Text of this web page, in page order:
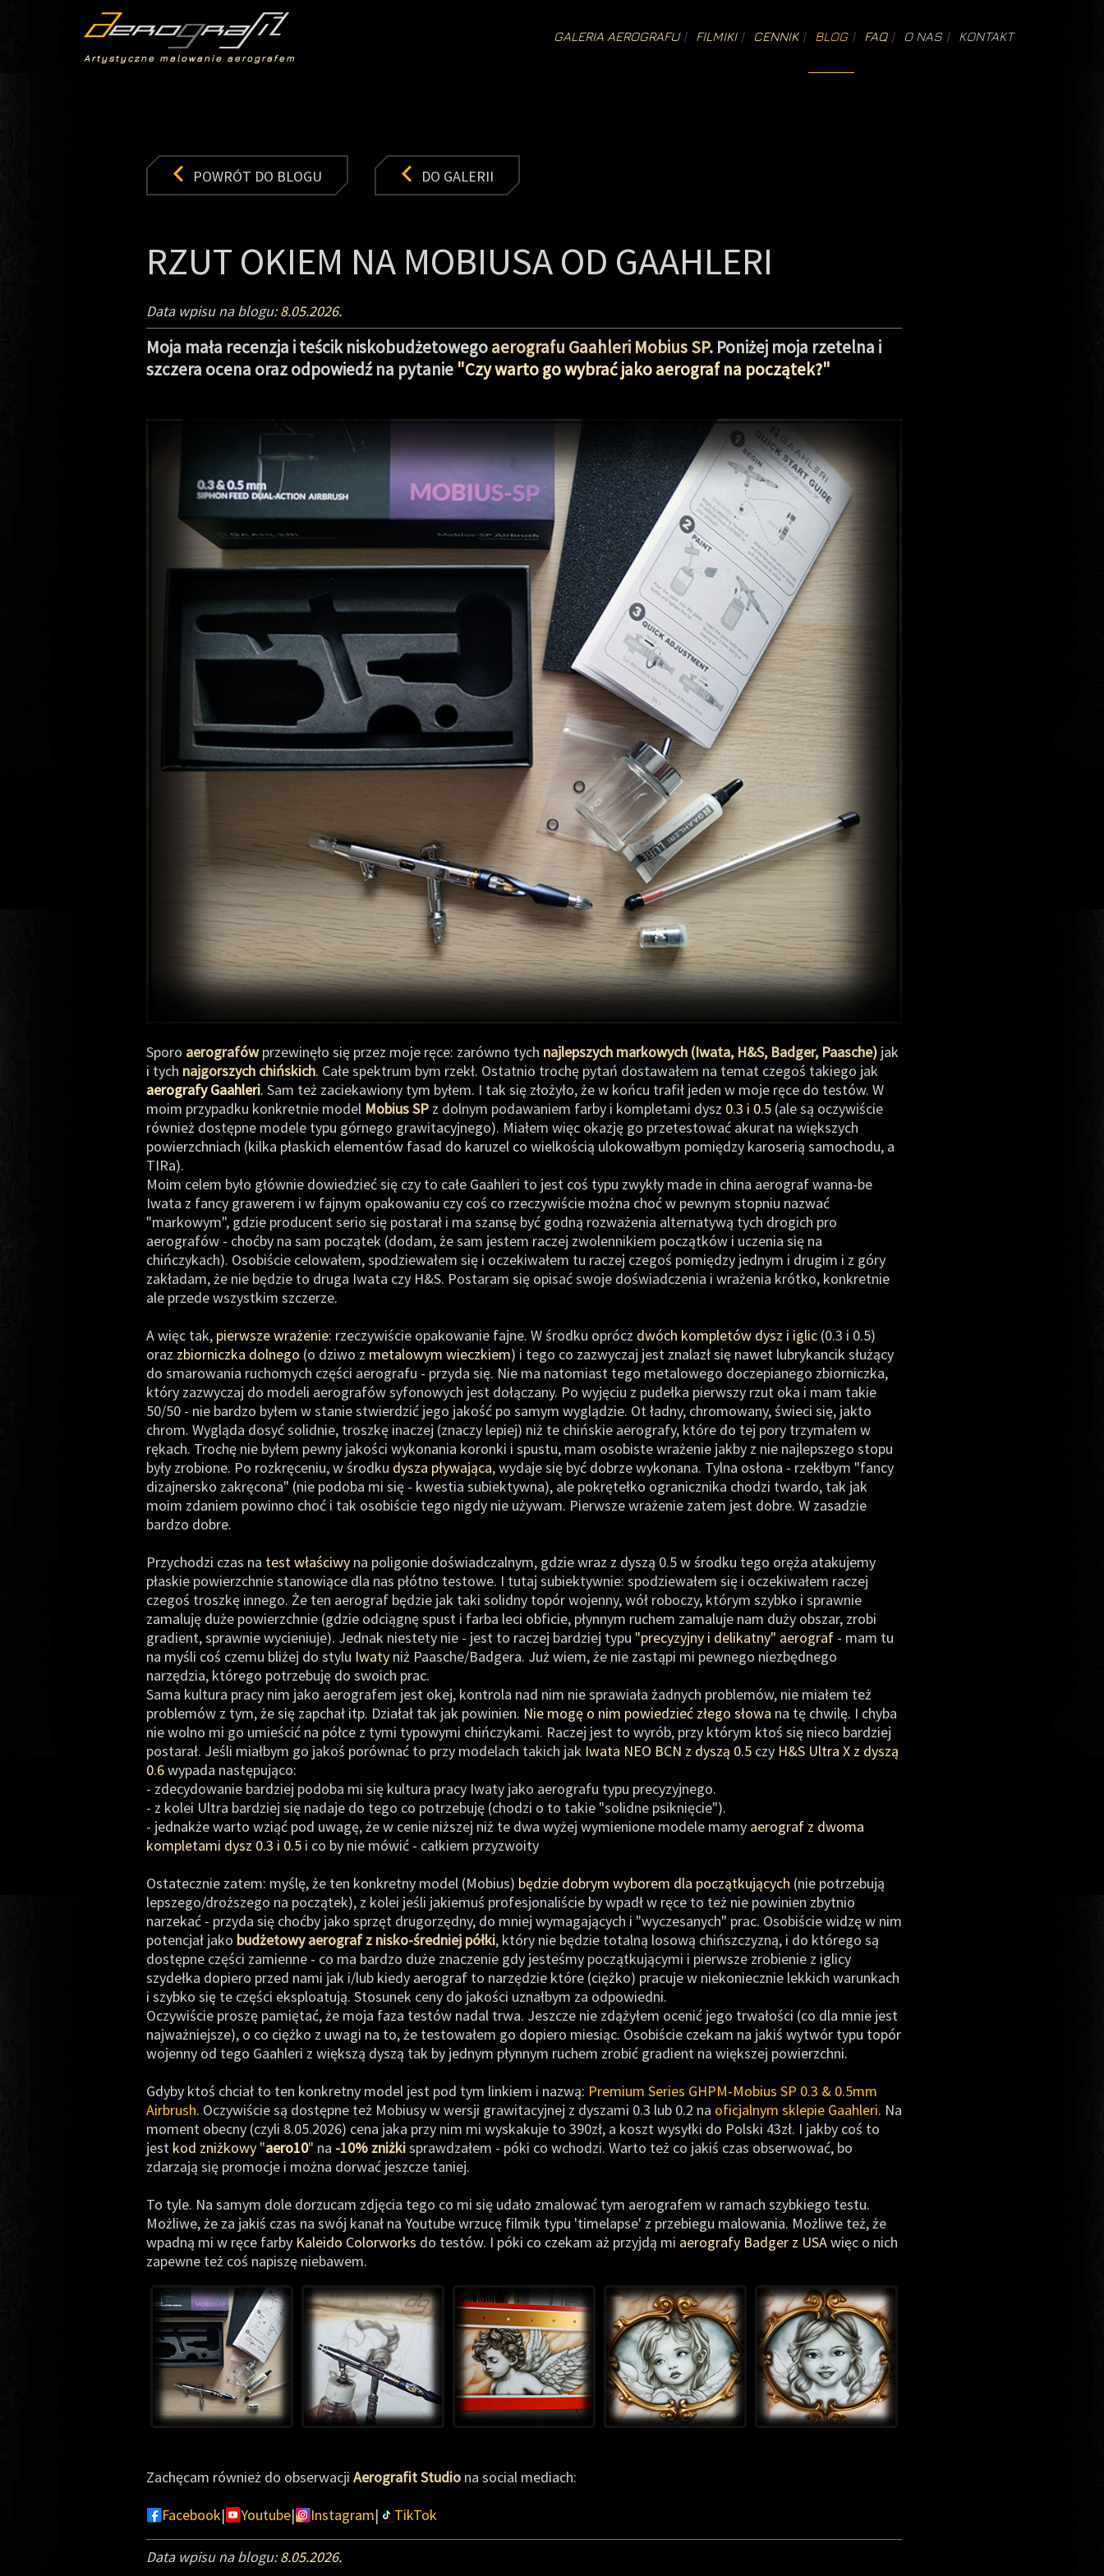
Artystyczne malowanie aerografem
GALERIA AEROGRAFU FILMIKI CENNIK BLOG FAQ O NAS KONTAKT
POWRÓT DO BLOGU DO GALERII
RZUT OKIEM NA MOBIUSA OD GAAHLERI
Data wpisu na blogu:8.05.2026.
Moja mała recenzja i teścik niskobudżetowegoaerografu Gaahleri Mobius SP. Poniżej moja rzetelna i
szczera ocena oraz odpowiedź na pytanie "Czy warto go wybrać jako aerograf na początek?"
Sporo aerografówprzewinęło się przez moje ręce: zarówno tych najlepszych markowych (Iwata, H&S, Badger, Paasche)jak
i tych najgorszych chińskich. Całe spektrum bym rzekł. Ostatnio trochę pytań dostawałem na temat czegoś takiego jak
aerografy Gaahleri. Sam też zaciekawiony tym byłem. I tak się złożyło, że w końcu trafił jeden w moje ręce do testów. W
moim przypadku konkretnie model Mobius SPz dolnym podawaniem farby i kompletami dysz 0.3 i 0.5(ale są oczywiście
również dostępne modele typu górnego grawitacyjnego). Miałem więc okazję go przetestować akurat na większych
powierzchniach (kilka płaskich elementów fasad do karuzel co wielkością ulokowałbym pomiędzy karoserią samochodu, a
TIRa).
Moim celem było głównie dowiedzieć się czy to całe Gaahleri to jest coś typu zwykły made in china aerograf wanna-be
Iwata z fancy grawerem i w fajnym opakowaniu czy coś co rzeczywiście można choć w pewnym stopniu nazwać
"markowym", gdzie producent serio się postarał i ma szansę być godną rozważenia alternatywą tych drogich pro
aerografów - choćby na sam początek (dodam, że sam jestem raczej zwolennikiem początków i uczenia się na
chińczykach). Osobiście celowałem, spodziewałem się i oczekiwałem tu raczej czegoś pomiędzy jednym i drugim i z góry
zakładam, że nie będzie to druga Iwata czy H&S. Postaram się opisać swoje doświadczenia i wrażenia krótko, konkretnie
ale przede wszystkim szczerze.
A więc tak, pierwsze wrażenie: rzeczywiście opakowanie fajne. W środku oprócz dwóch kompletów dysz i iglic(0.3 i 0.5)
oraz zbiorniczka dolnego (o dziwo z metalowym wieczkiem) i tego co zazwyczaj jest znalazł się nawet lubrykancik służący
do smarowania ruchomych części aerografu - przyda się. Nie ma natomiast tego metalowego doczepianego zbiorniczka,
który zazwyczaj do modeli aerografów syfonowych jest dołączany. Po wyjęciu z pudełka pierwszy rzut oka i mam takie
50/50 - nie bardzo byłem w stanie stwierdzić jego jakość po samym wyglądzie. Ot ładny, chromowany, świeci się, jakto
chrom. Wygląda dosyć solidnie, troszkę inaczej (znaczy lepiej) niż te chińskie aerografy, które do tej pory trzymałem w
rękach. Trochę nie byłem pewny jakości wykonania koronki i spustu, mam osobiste wrażenie jakby z nie najlepszego stopu
były zrobione. Po rozkręceniu, w środku dysza pływająca, wydaje się być dobrze wykonana. Tylna osłona - rzekłbym "fancy
dizajnersko zakręcona" (nie podoba mi się - kwestia subiektywna), ale pokrętełko ogranicznika chodzi twardo, tak jak
moim zdaniem powinno choć i tak osobiście tego nigdy nie używam. Pierwsze wrażenie zatem jest dobre. W zasadzie
bardzo dobre.
Przychodzi czas na test właściwyna poligonie doświadczalnym, gdzie wraz z dyszą 0.5 w środku tego oręża atakujemy
płaskie powierzchnie stanowiące dla nas płótno testowe. I tutaj subiektywnie: spodziewałem się i oczekiwałem raczej
czegoś troszkę innego. Że ten aerograf będzie jak taki solidny topór wojenny, wół roboczy, którym szybko i sprawnie
zamaluję duże powierzchnie (gdzie odciągnę spust i farba leci obficie, płynnym ruchem zamaluje nam duży obszar, zrobi
gradient, sprawnie wycieniuje). Jednak niestety nie - jest to raczej bardziej typu "precyzyjny i delikatny" aerograf- mam tu
na myśli coś czemu bliżej do stylu Iwatyniż Paasche/Badgera. Już wiem, że nie zastąpi mi pewnego niezbędnego
narzędzia, którego potrzebuję do swoich prac.
Sama kultura pracy nim jako aerografem jest okej, kontrola nad nim nie sprawiała żadnych problemów, nie miałem też
problemów z tym, że się zapchał itp. Działał tak jak powinien. Nie mogę o nim powiedzieć złego słowa na tę chwilę. I chyba
nie wolno mi go umieścić na półce z tymi typowymi chińczykami. Raczej jest to wyrób, przy którym ktoś się nieco bardziej
postarał. Jeśli miałbym go jakoś porównać to przy modelach takich jak Iwata NEO BCN z dyszą 0.5czy H&S Ultra X z dyszą
0.6wypada następująco:
- zdecydowanie bardziej podoba mi się kultura pracy Iwaty jako aerografu typu precyzyjnego.
- z kolei Ultra bardziej się nadaje do tego co potrzebuję (chodzi o to takie "solidne psiknięcie").
- jednakże warto wziąć pod uwagę, że w cenie niższej niż te dwa wyżej wymienione modele mamy aerograf z dwoma
kompletami dysz 0.3 i 0.5i co by nie mówić - całkiem przyzwoity
Ostatecznie zatem: myślę, że ten konkretny model (Mobius) będzie dobrym wyborem dla początkujących (nie potrzebują
lepszego/droższego na początek), z kolei jeśli jakiemuś profesjonaliście by wpadł w ręce to też nie powinien zbytnio
narzekać - przyda się choćby jako sprzęt drugorzędny, do mniej wymagających i "wyczesanych" prac. Osobiście widzę w nim
potencjał jako budżetowy aerograf z nisko-średniej półki, który nie będzie totalną losową chińszczyzną, i do którego są
dostępne części zamienne - co ma bardzo duże znaczenie gdy jesteśmy początkującymi i pierwsze zrobienie z iglicy
szydełka dopiero przed nami jak i/lub kiedy aerograf to narzędzie które (ciężko) pracuje w niekoniecznie lekkich warunkach
i szybko się te części eksploatują. Stosunek ceny do jakości uznałbym za odpowiedni.
Oczywiście proszę pamiętać, że moja faza testów nadal trwa. Jeszcze nie zdążyłem ocenić jego trwałości (co dla mnie jest
najważniejsze), o co ciężko z uwagi na to, że testowałem go dopiero miesiąc. Osobiście czekam na jakiś wytwór typu topór
wojenny od tego Gaahleri z większą dyszą tak by jednym płynnym ruchem zrobić gradient na większej powierzchni.
Gdyby ktoś chciał to ten konkretny model jest pod tym linkiem i nazwą: Premium Series GHPM-Mobius SP 0.3 & 0.5mm
Airbrush. Oczywiście są dostępne też Mobiusy w wersji grawitacyjnej z dyszami 0.3 lub 0.2 na oficjalnym sklepie Gaahleri. Na
moment obecny (czyli 8.05.2026) cena jaka przy nim mi wyskakuje to 390zł, a koszt wysyłki do Polski 43zł. I jakby coś to
jest kod zniżkowy"aero10" na -10% zniżkisprawdzałem - póki co wchodzi. Warto też co jakiś czas obserwować, bo
zdarzają się promocje i można dorwać jeszcze taniej.
To tyle. Na samym dole dorzucam zdjęcia tego co mi się udało zmalować tym aerografem w ramach szybkiego testu.
Możliwe, że za jakiś czas na swój kanał na Youtube wrzucę filmik typu 'timelapse' z przebiegu malowania. Możliwe też, że
wpadną mi w ręce farby Kaleido Colorworks do testów. I póki co czekam aż przyjdą mi aerografy Badger z USAwięc o nich
zapewne też coś napiszę niebawem.
Zachęcam również do obserwacji Aerografit Studiona social mediach:
Facebook| Youtube| Instagram| TikTok
Data wpisu na blogu:8.05.2026.